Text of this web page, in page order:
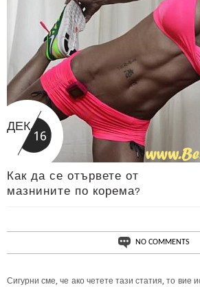
ДЕК.
16
Как да се отървете от
мазнините по корема?
NO COMMENTS
Сигурни сме, че ако четете тази статия, то вие